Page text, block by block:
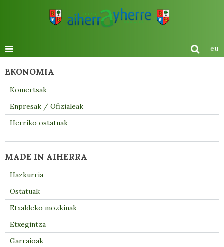
eu
EKONOMIA
Komertsak
Enpresak / Ofizialeak
Herriko ostatuak
MADE IN AIHERRA
Hazkurria
Ostatuak
Etxaldeko mozkinak
Etxegintza
Garraioak